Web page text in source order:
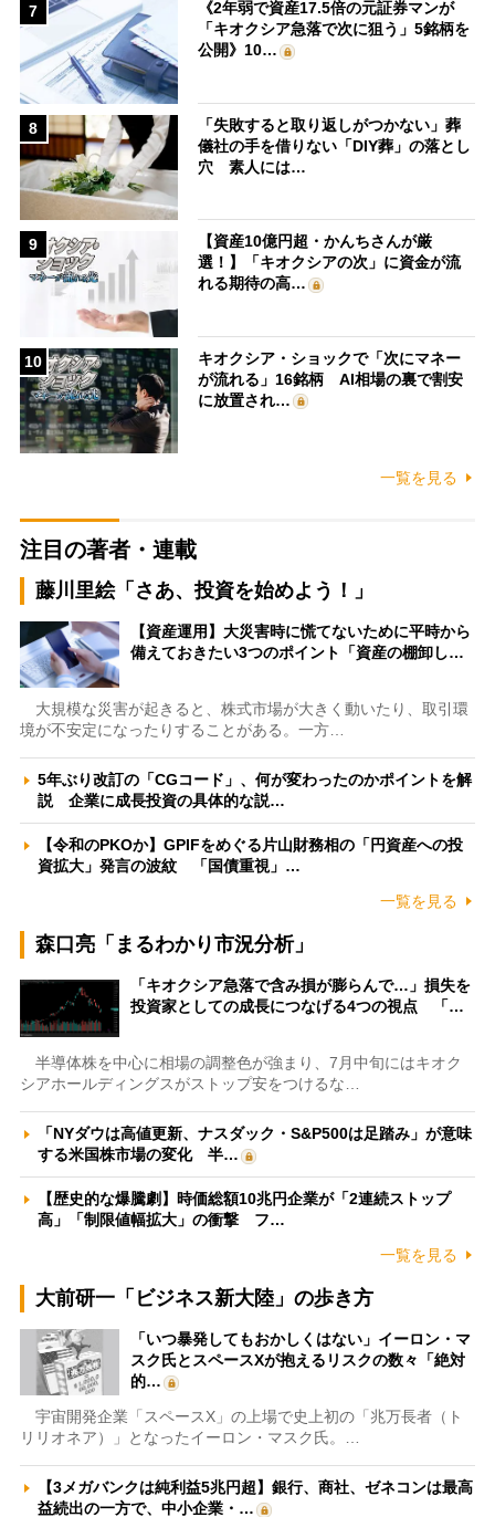
7
《2年弱で資産17.5倍の元証券マンが
「キオクシア急落で次に狙う」5銘柄を
公開》10…
8
「失敗すると取り返しがつかない」葬
儀社の手を借りない「DIY葬」の落とし
穴 素人には…
9
【資産10億円超・かんちさんが厳
選！】「キオクシアの次」に資金が流
れる期待の高…
10
キオクシア・ショックで「次にマネー
が流れる」16銘柄 AI相場の裏で割安
に放置され…
一覧を見る
注目の著者・連載
藤川里絵「さあ、投資を始めよう！」
【資産運用】大災害時に慌てないために平時から
備えておきたい3つのポイント「資産の棚卸し…
大規模な災害が起きると、株式市場が大きく動いたり、取引環
境が不安定になったりすることがある。一方…
5年ぶり改訂の「CGコード」、何が変わったのかポイントを解
説 企業に成長投資の具体的な説…
【令和のPKOか】GPIFをめぐる片山財務相の「円資産への投
資拡大」発言の波紋 「国債重視」…
一覧を見る
森口亮「まるわかり市況分析」
「キオクシア急落で含み損が膨らんで…」損失を
投資家としての成長につなげる4つの視点 「…
半導体株を中心に相場の調整色が強まり、7月中旬にはキオク
シアホールディングスがストップ安をつけるな…
「NYダウは高値更新、ナスダック・S&P500は足踏み」が意味
する米国株市場の変化 半…
【歴史的な爆騰劇】時価総額10兆円企業が「2連続ストップ
高」「制限値幅拡大」の衝撃 フ…
一覧を見る
大前研一「ビジネス新大陸」の歩き方
「いつ暴発してもおかしくはない」イーロン・マ
スク氏とスペースXが抱えるリスクの数々「絶対
的…
宇宙開発企業「スペースX」の上場で史上初の「兆万長者（ト
リリオネア）」となったイーロン・マスク氏。…
【3メガバンクは純利益5兆円超】銀行、商社、ゼネコンは最高
益続出の一方で、中小企業・…